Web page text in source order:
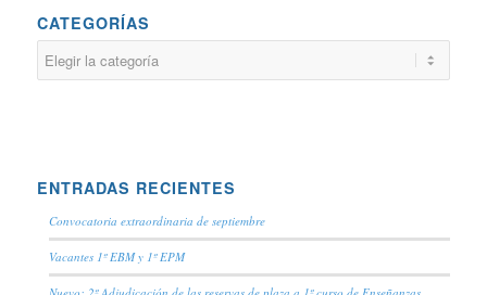
CATEGORÍAS
ENTRADAS RECIENTES
Convocatoria extraordinaria de septiembre
Vacantes 1º EBM y 1º EPM